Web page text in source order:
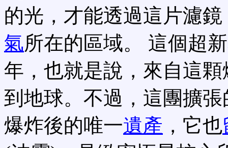
的光，才能透過這片濾
氣所在的區域。 這個超
年，也就是說，來自這
到地球。不過，這團擴
爆炸後的唯一遺產 ，它也